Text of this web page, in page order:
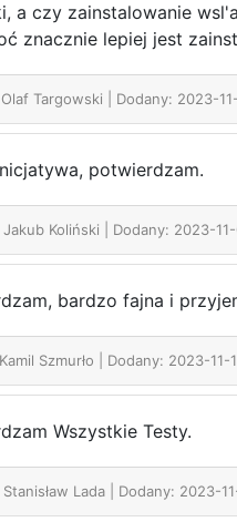
a czy zainstalowanie
znacznie lepiej jest
Olaf Targowski | Dodany: 2023-
potwierdzam.
| Jakub Koliński | Dodany: 2023-
bardzo fajna i
Szmurło | Dodany: 2023-11-
Wszystkie Testy.
| Stanisław Lada | Dodany: 2023-